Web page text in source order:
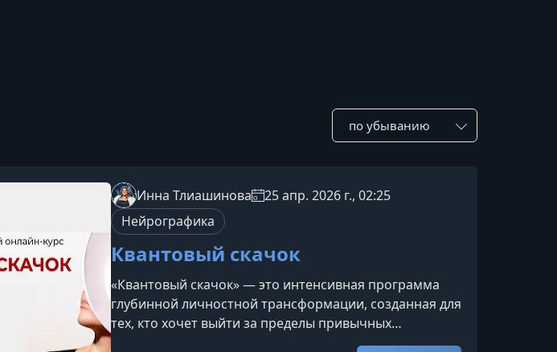
Сотировать по:
Инна Тлиашинова
25 апр. 2026 г., 02:25
Нейрографика
Квантовый скачок
«Квантовый скачок» — это интенсивная программа
глубинной личностной трансформации, созданная для
тех, кто хочет выйти за пределы привычных
сценариев, усилить энергию, раскрыть желания и